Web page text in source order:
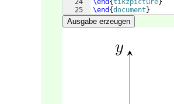
24
25
\end {tikzpicture}
\end {document }
Ausgabe erzeugen